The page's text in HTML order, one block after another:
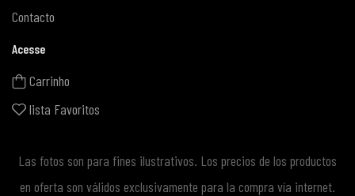
Contacto
Acesse
Carrinho
lista Favoritos
Las fotos son para fines ilustrativos. Los precios de los productos
en oferta son válidos exclusivamente para la compra vía internet.